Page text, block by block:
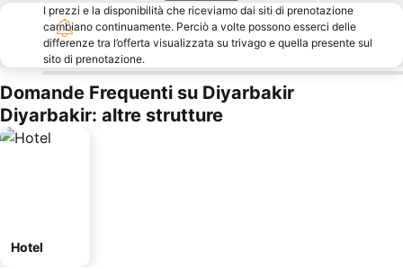
I prezzi e la disponibilità che riceviamo dai siti di prenotazione
cambiano continuamente. Perciò a volte possono esserci delle
differenze tra l’offerta visualizzata su trivago e quella presente sul
sito di prenotazione.
Domande Frequenti su Diyarbakir
Diyarbakir: altre strutture
Hotel